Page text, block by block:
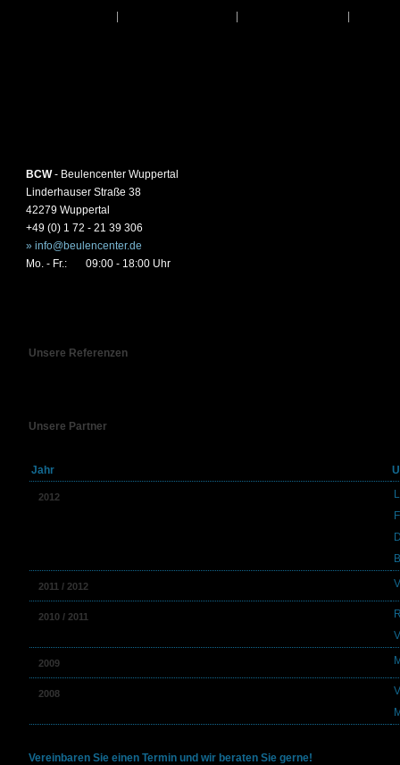
BCW- Beulencenter Wuppertal
Linderhauser Straße 38
42279 Wuppertal
+49 (0) 1 72 - 21 39 306
» info@beulencenter.de
Mo. - Fr.:
09:00 - 18:00 Uhr
Unsere Referenzen
Unsere Partner
Jahr
2012
2011 / 2012
2010 / 2011
2009
2008
Vereinbaren Sie einen Termin und wir beraten Sie gerne!